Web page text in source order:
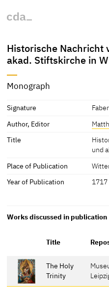
Historische Nachricht
akad. Stiftskirche in
Monograph
Signature
Author, Editor
Title
und
Place of Publication
Year of Publication
1717
Works discussed in publication
Title
The Holy
Trinity